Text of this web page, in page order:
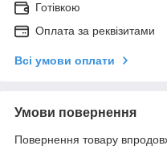
Готівкою
Оплата за реквізитами
Всі умови оплати
Умови повернення
Повернення товару